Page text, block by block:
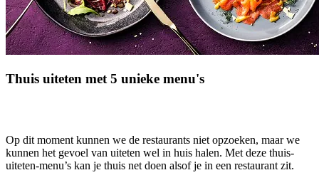
Thuis uiteten met 5 unieke menu's
Op dit moment kunnen we de restaurants niet opzoeken, maar we
kunnen het gevoel van uiteten wel in huis halen. Met deze thuis-
uiteten-menu’s kan je thuis net doen alsof je in een restaurant zit.